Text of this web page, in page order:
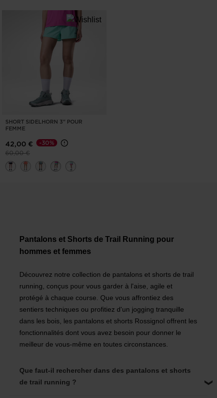
SHORT SIDELHORN 3" POUR
FEMME
42,00 €
Prix réduit de
60,00 €à
-30%
Pantalons et Shorts de Trail Running pour
hommes et femmes
Découvrez notre collection de pantalons et shorts de trail
running, conçus pour vous garder à l'aise, agile et
protégé à chaque course. Que vous affrontiez des
sentiers techniques ou profitiez d'un jogging tranquille
dans les bois, les pantalons et shorts Rossignol offrent les
fonctionnalités dont vous avez besoin pour donner le
meilleur de vous-même en toutes circonstances.
Que faut-il rechercher dans des pantalons et shorts
de trail running ?